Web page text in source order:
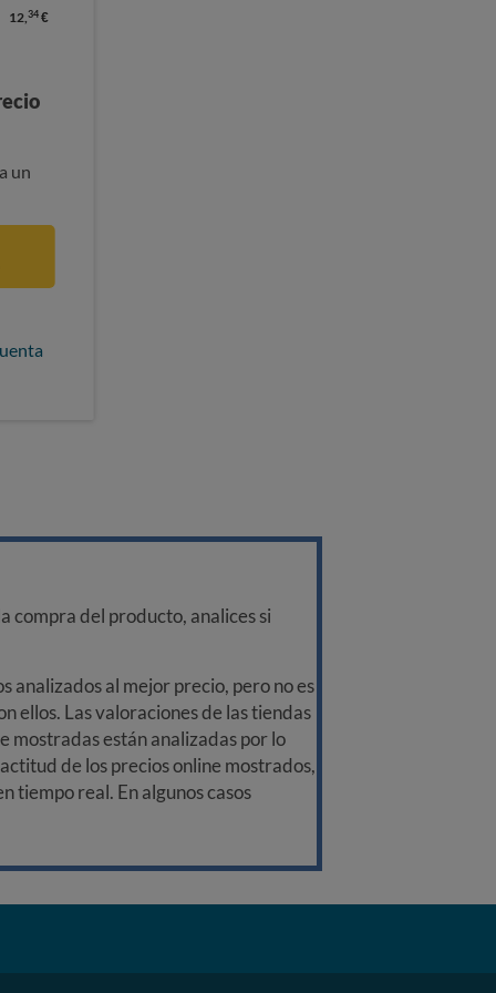
12,34 €
un
compra del producto, analices si
analizados al mejor precio, pero no es
ellos. Las valoraciones de las tiendas
mostradas están analizadas por lo
de los precios online mostrados,
tiempo real. En algunos casos